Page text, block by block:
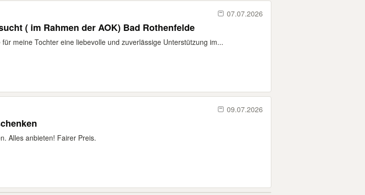
07.07.2026
Nachbarschaftliche gesucht ( im Rahmen der AOK) Bad Rothenfelde
meine Tochter eine liebevolle und zuverlässige Unterstützung im...
09.07.2026
Alles anbieten! Fairer Preis.